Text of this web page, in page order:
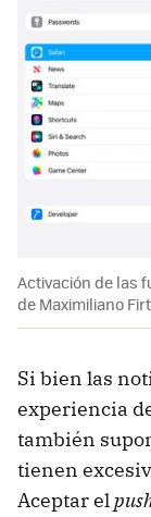
Activación de las
de Maximiliano
Si bien las
experiencia
también
tienen
Aceptar el